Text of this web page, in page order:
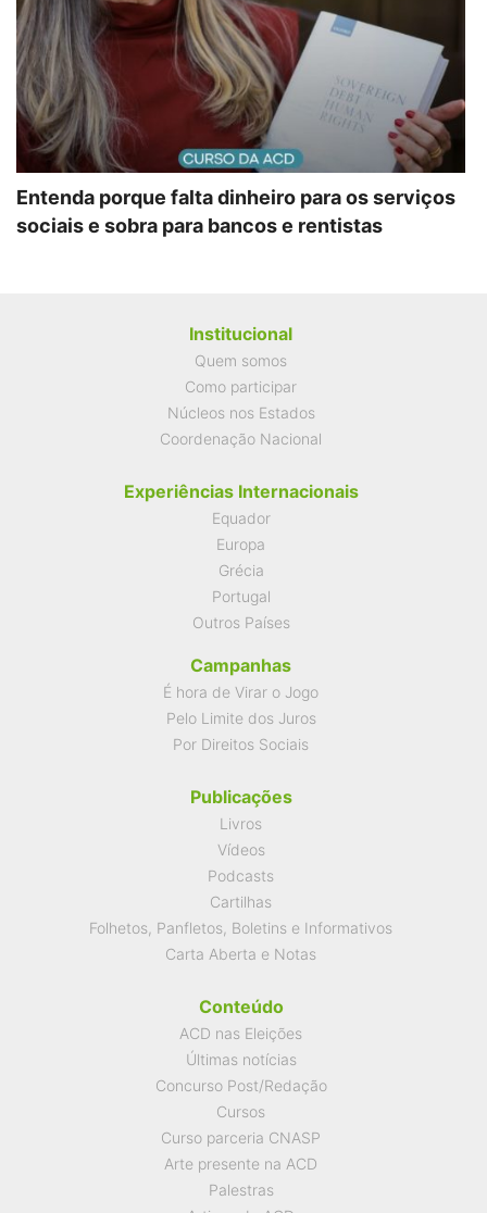
Entenda porque falta dinheiro para os serviços
sociais e sobra para bancos e rentistas
Institucional
Quem somos
Como participar
Núcleos nos Estados
Coordenação Nacional
Experiências Internacionais
Equador
Europa
Grécia
Portugal
Outros Países
Campanhas
É hora de Virar o Jogo
Pelo Limite dos Juros
Por Direitos Sociais
Publicações
Livros
Vídeos
Podcasts
Cartilhas
Folhetos, Panfletos, Boletins e Informativos
Carta Aberta e Notas
Conteúdo
ACD nas Eleições
Últimas notícias
Concurso Post/Redação
Cursos
Curso parceria CNASP
Arte presente na ACD
Palestras